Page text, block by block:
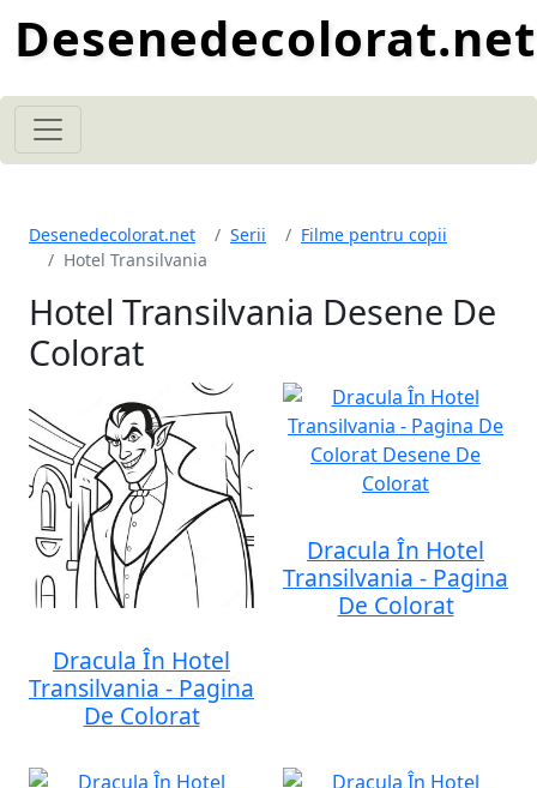
Desenedecolorat.net
Desenedecolorat.net Serii
Filme pentru copii
Hotel Transilvania
Hotel Transilvania Desene De
Colorat
Dracula În Hotel
Transilvania - Pagina
De Colorat
Dracula În Hotel
Transilvania - Pagina
De Colorat